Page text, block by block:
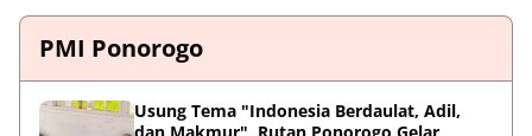
PMI Ponorogo
Usung Tema "Indonesia Berdaulat, Adil,